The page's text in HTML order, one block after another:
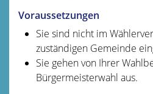
Voraussetzungen
Sie sind nicht im
zuständigen Gemeinde
Sie gehen von Ihrer
Bürgermeisterwahl aus.